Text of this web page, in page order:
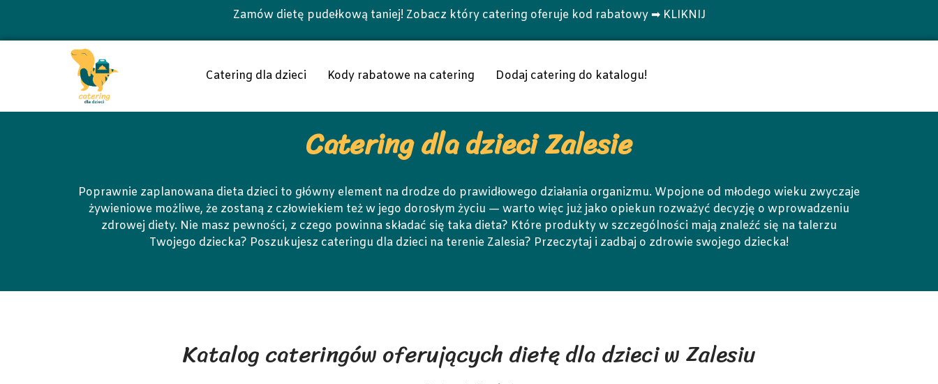
Zamów dietę pudełkową taniej! Zobacz który catering oferuje kod rabatowy ➡ KLIKNIJ
Catering dla dzieci Kody rabatowe na catering Dodaj catering do katalogu!
Catering dla dzieci Zalesie
Poprawnie zaplanowana dieta dzieci to główny element na drodze do prawidłowego działania organizmu. Wpojone od młodego wieku zwyczaje
żywieniowe możliwe, że zostaną z człowiekiem też w jego dorosłym życiu — warto więc już jako opiekun rozważyć decyzję o wprowadzeniu
zdrowej diety. Nie masz pewności, z czego powinna składać się taka dieta? Które produkty w szczególności mają znaleźć się na talerzu
Twojego dziecka? Poszukujesz cateringu dla dzieci na terenie Zalesia? Przeczytaj i zadbaj o zdrowie swojego dziecka!
Katalog cateringów oferujących dietę dla dzieci w Zalesiu